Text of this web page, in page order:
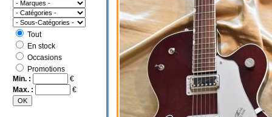
Tout
En stock
Occasions
Promotions
Min. :
€
Max. :
€